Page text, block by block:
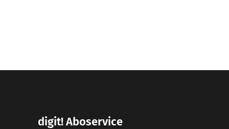
digit! Aboservice